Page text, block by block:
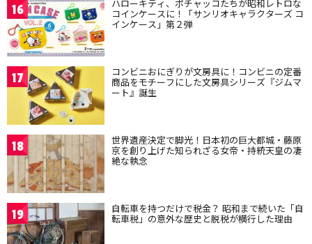
16 ハローキティ、ポチャッコたちが昭和レトロな
コインケースに！「サンリオキャラクターズ コ
インケース」第２弾
17 コンビニおにぎりが文房具に！コンビニの定番
商品をモチーフにした文房具シリーズ『ジムマ
ート』誕生
18 世界遺産決定で脚光！日本初の巨大都城・藤原
京を創り上げた知られざる女帝・持統天皇の凄
絶な執念
19 自転車を持つだけで税金？ 昭和まで続いた「自
転車税」の意外な歴史と脱税が横行した理由